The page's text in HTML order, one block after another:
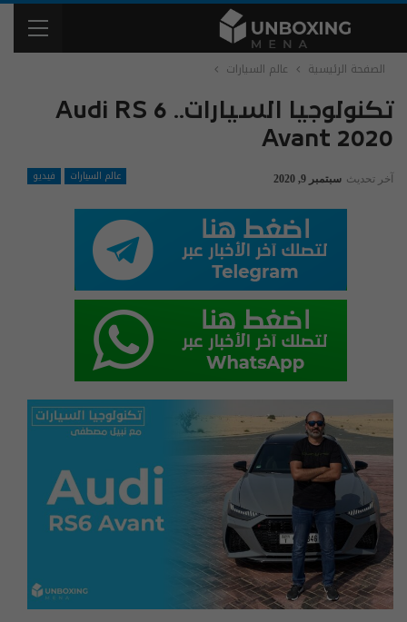
الصفحة الرئيسية عالم السيارات
تكنولوجيا السيارات.. Audi RS 6
Avant 2020
عالم السيارات فيديو آخر تحديث سبتمبر 9, 2020